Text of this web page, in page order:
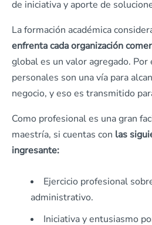
de iniciativa y aporte de
La formación académica
enfrenta cada organización
global es un valor agregado. Por
personales son una vía para
negocio, y eso es transmitido
Como profesional es una gran
maestría, si cuentas con las
ingresante:
Ejercicio profesional
administrativo.
Iniciativa y entusiasmo